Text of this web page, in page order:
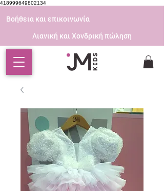
418999649802134
Βοήθεια και επικοινωνία
Λιανική και Χονδρική πώληση